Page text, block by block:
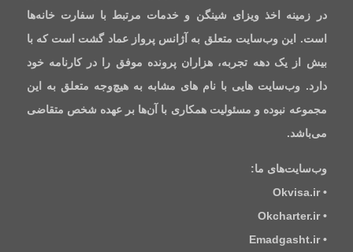
در زمینه اخذ ویزای شینگن و خدمات مرتبط با سفارت‌ خانه‌ها
است. این وب‌سایت متعلق به آژانس پرواز عماد گشت است که با
بیش از یک دهه تجربه، هزاران پرونده موفق را در کارنامه خود
دارد. وب‌سایت‌ هایی با نام‌ های مشابه به هیچ‌وجه متعلق به این
مجموعه نبوده و مسئولیت همکاری با آن‌ها بر عهده شخص متقاضی
می‌باشد.
وب‌سایت‌های ما:
• Okvisa.ir
• Okcharter.ir
• Emadgasht.ir